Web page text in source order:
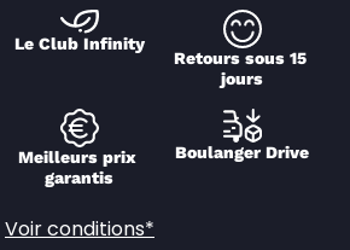
Le Club Infinity
Retours sous 15
jours
Meilleurs prix
garantis
Boulanger Drive
Voir conditions*